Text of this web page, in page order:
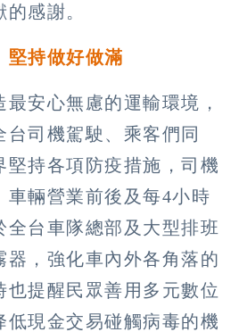
感謝。
持做好做滿
安心無慮的運輸環境，
台司機駕駛、乘客們同
堅持各項防疫措施，司機
車輛營業前後及每4小時
全台車隊總部及大型排班
器，強化車內外各角落的
也提醒民眾善用多元數位
低現金交易碰觸病毒的機